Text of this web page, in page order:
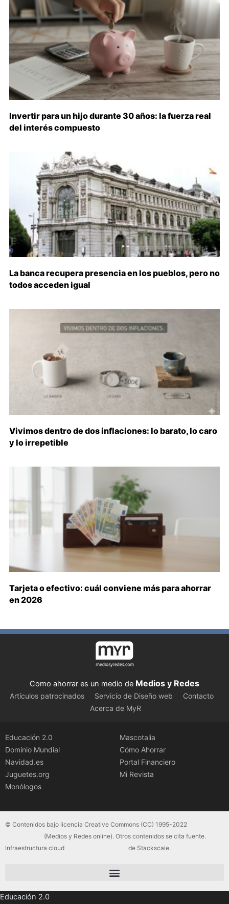
Invertir para un hijo durante 30 años: la fuerza real
del interés compuesto
La banca recupera presencia en los pueblos, pero no
todos acceden igual
Vivimos dentro de dos inflaciones: lo barato, lo caro
y lo irrepetible
Tarjeta o efectivo: cuál conviene más para ahorrar
en 2026
Como ahorrar es un medio de Medios y Redes
Artículos patrocinados Servicio de Diseño web
Contacto
Acerca de MyR
Educación 2.0
Dominio Mundial
Navidad.es
Juguetes.org
Monólogos
Mascotalia
Cómo Ahorrar
Portal Financiero
Mi Revista
© Contenidos bajo licencia Creative Commons (CC) 1995-2022
(Medios y Redes online). Otros contenidos se cita fuente.
Infraestructura cloud
de Stackscale.
Educación 2.0